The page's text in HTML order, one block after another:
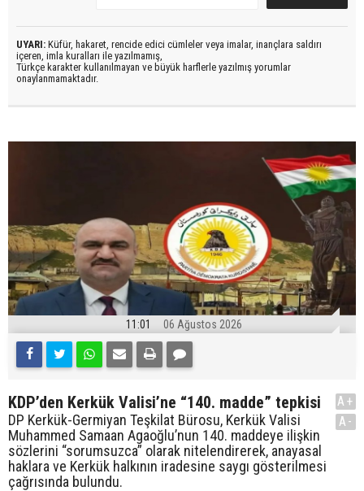
UYARI: Küfür, hakaret, rencide edici cümleler veya imalar, inançlara saldırı
içeren, imla kuralları ile yazılmamış,
Türkçe karakter kullanılmayan ve büyük harflerle yazılmış yorumlar
onaylanmamaktadır.
11:01 06 Ağustos 2026
KDP’den Kerkük Valisi’ne “140. madde” tepkisi
DP Kerkük-Germiyan Teşkilat Bürosu, Kerkük Valisi
Muhammed Samaan Agaoğlu’nun 140. maddeye ilişkin
sözlerini “sorumsuzca” olarak nitelendirerek, anayasal
haklara ve Kerkük halkının iradesine saygı gösterilmesi
çağrısında bulundu.
A+
A-